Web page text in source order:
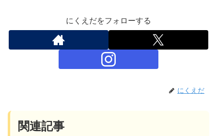
にくえだをフォローする
にくえだ
関連記事